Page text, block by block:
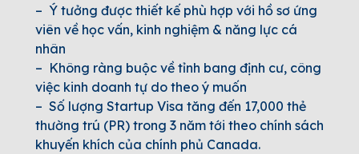
– Ý tưởng được thiết kế phù hợp với hồ sơ ứng
viên về học vấn, kinh nghiệm & năng lực cá
nhân
– Không ràng buộc về tỉnh bang định cư, công
việc kinh doanh tự do theo ý muốn
– Số lượng Startup Visa tăng đến 17,000 thẻ
thường trú (PR) trong 3 năm tới theo chính sách
khuyến khích của chính phủ Canada.